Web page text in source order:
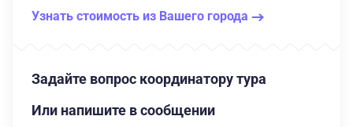
Узнать стоимость из Вашего города
Задайте вопрос координатору тура
Или напишите в сообщении